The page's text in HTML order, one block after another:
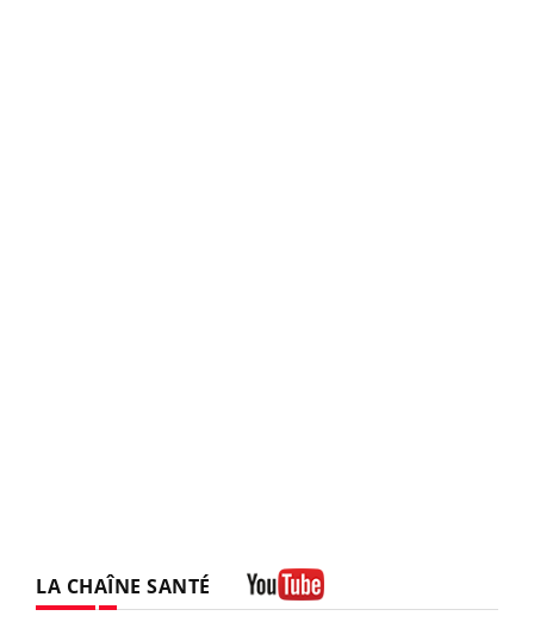
LA CHAÎNE SANTÉ